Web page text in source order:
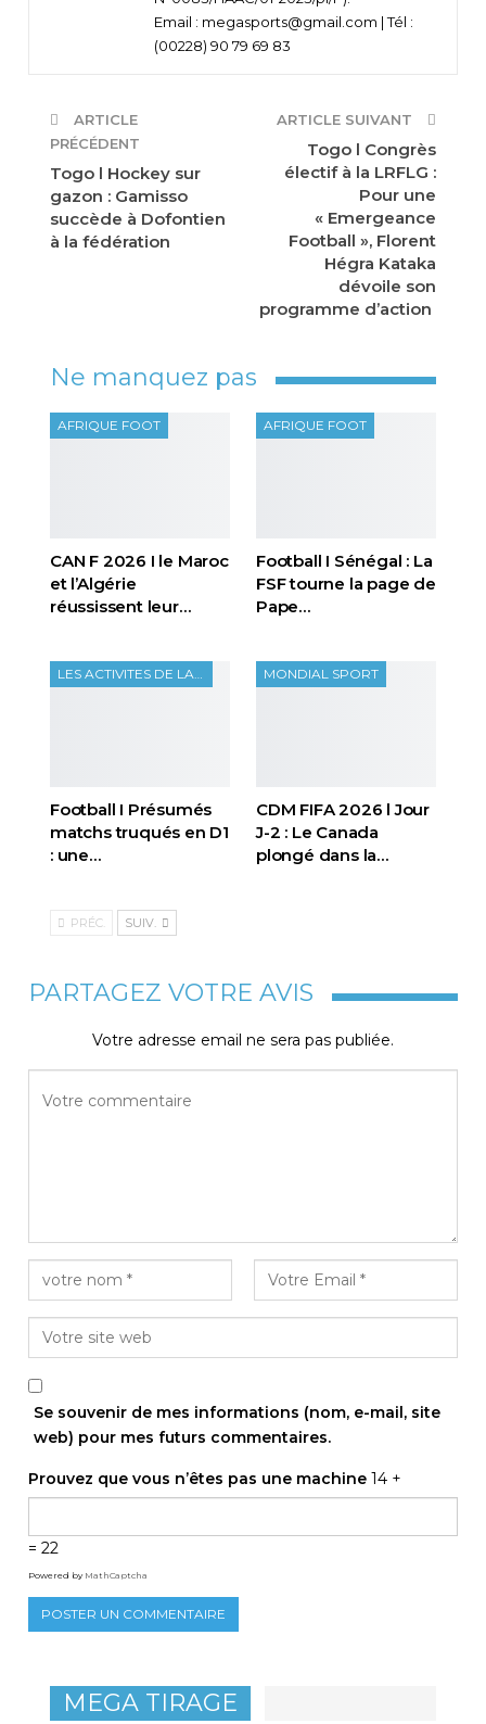
Email : megasports@gmail.com | Tél :
(00228) 90 79 69 83
ARTICLE
PRÉCÉDENT
Togo l Hockey sur
gazon : Gamisso
succède à Dofontien
à la fédération
ARTICLE SUIVANT
Togo l Congrès
électif à la LRFLG :
Pour une
« Emergeance
Football », Florent
Hégra Kataka
dévoile son
programme d’action
Ne manquez pas
AFRIQUE FOOT
CAN F 2026 I le Maroc
et l’Algérie
réussissent leur…
AFRIQUE FOOT
Football I Sénégal : La
FSF tourne la page de
Pape…
Football I Présumés
matchs truqués en D1
: une…
MONDIAL SPORT
CDM FIFA 2026 l Jour
J-2 : Le Canada
plongé dans la…
PRÉC. SUIV.
PARTAGEZ VOTRE AVIS
Votre adresse email ne sera pas publiée.
Se souvenir de mes informations (nom, e-mail, site
web) pour mes futurs commentaires.
Prouvez que vous n’êtes pas une machine 14 +
= 22
Powered by MathCaptcha
MEGA TIRAGE